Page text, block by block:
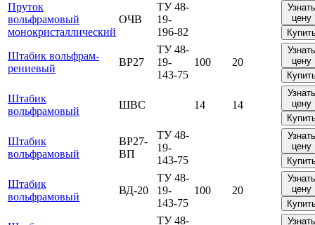
Пруток
вольфрамовый
монокристаллический
ОЧВ
ТУ 48-
19-
196-82
Узнать
цену
Штабик вольфрам-
рениевый
ВР27
ТУ 48-
19-
143-75
100 20
Узнать
цену
Штабик
вольфрамовый
ШВС 14 14
Узнать
цену
Штабик
вольфрамовый
ВР27-
ВП
ТУ 48-
19-
143-75
Узнать
цену
Штабик
вольфрамовый
ВД-20
ТУ 48-
19-
143-75
100 20
Узнать
цену
ТУ 48-
Узнать